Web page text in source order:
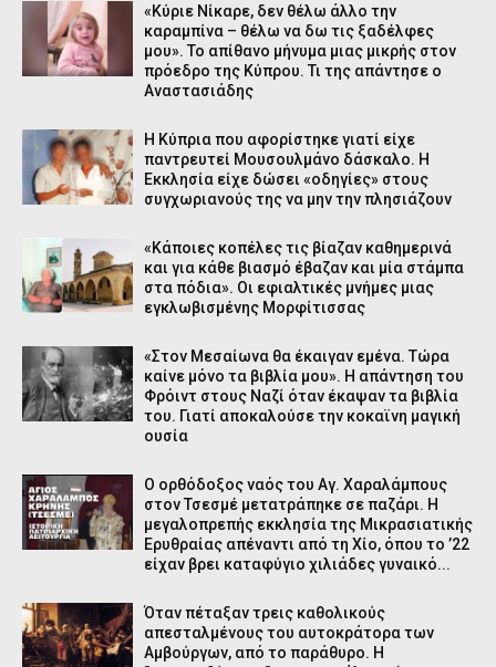
«Κύριε Νίκαρε, δεν θέλω άλλο την
καραμπίνα – θέλω να δω τις ξαδέλφες
μου». Το απίθανο μήνυμα μιας μικρής στον
πρόεδρο της Κύπρου. Τι της απάντησε ο
Αναστασιάδης
Η Κύπρια που αφορίστηκε γιατί είχε
παντρευτεί Μουσουλμάνο δάσκαλο. Η
Εκκλησία είχε δώσει «οδηγίες» στους
συγχωριανούς της να μην την πλησιάζουν
«Κάποιες κοπέλες τις βίαζαν καθημερινά
και για κάθε βιασμό έβαζαν και μία στάμπα
στα πόδια». Οι εφιαλτικές μνήμες μιας
εγκλωβισμένης Μορφίτισσας
«Στον Μεσαίωνα θα έκαιγαν εμένα. Τώρα
καίνε μόνο τα βιβλία μου». Η απάντηση του
Φρόιντ στους Ναζί όταν έκαψαν τα βιβλία
του. Γιατί αποκαλούσε την κοκαϊνη μαγική
ουσία
Ο ορθόδοξος ναός του Αγ. Χαραλάμπους
στον Τσεσμέ μετατράπηκε σε παζάρι. Η
μεγαλοπρεπής εκκλησία της Μικρασιατικής
Ερυθραίας απέναντι από τη Χίο, όπου το ’22
είχαν βρει καταφύγιο χιλιάδες γυναικό...
Όταν πέταξαν τρεις καθολικούς
απεσταλμένους του αυτοκράτορα των
Αμβούργων, από το παράθυρο. Η